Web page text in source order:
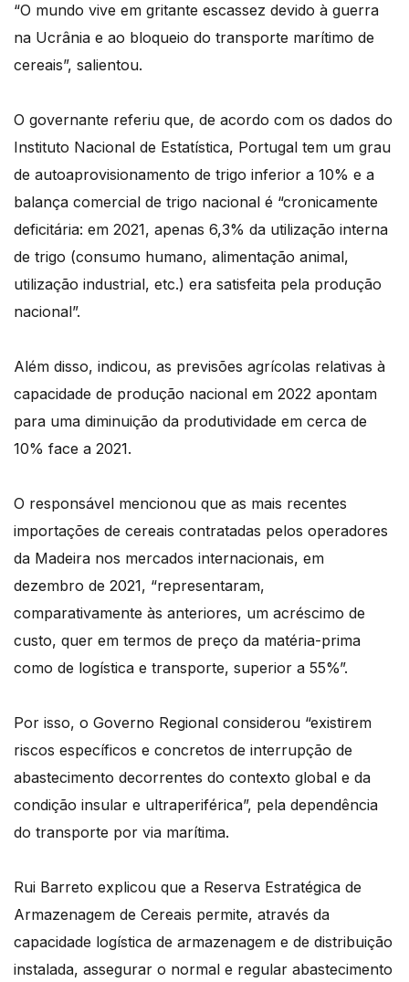
“O mundo vive em gritante escassez devido à guerra
na Ucrânia e ao bloqueio do transporte marítimo de
cereais”, salientou.
O governante referiu que, de acordo com os dados do
Instituto Nacional de Estatística, Portugal tem um grau
de autoaprovisionamento de trigo inferior a 10% e a
balança comercial de trigo nacional é “cronicamente
deficitária: em 2021, apenas 6,3% da utilização interna
de trigo (consumo humano, alimentação animal,
utilização industrial, etc.) era satisfeita pela produção
nacional”.
Além disso, indicou, as previsões agrícolas relativas à
capacidade de produção nacional em 2022 apontam
para uma diminuição da produtividade em cerca de
10% face a 2021.
O responsável mencionou que as mais recentes
importações de cereais contratadas pelos operadores
da Madeira nos mercados internacionais, em
dezembro de 2021, “representaram,
comparativamente às anteriores, um acréscimo de
custo, quer em termos de preço da matéria-prima
como de logística e transporte, superior a 55%”.
Por isso, o Governo Regional considerou “existirem
riscos específicos e concretos de interrupção de
abastecimento decorrentes do contexto global e da
condição insular e ultraperiférica”, pela dependência
do transporte por via marítima.
Rui Barreto explicou que a Reserva Estratégica de
Armazenagem de Cereais permite, através da
capacidade logística de armazenagem e de distribuição
instalada, assegurar o normal e regular abastecimento